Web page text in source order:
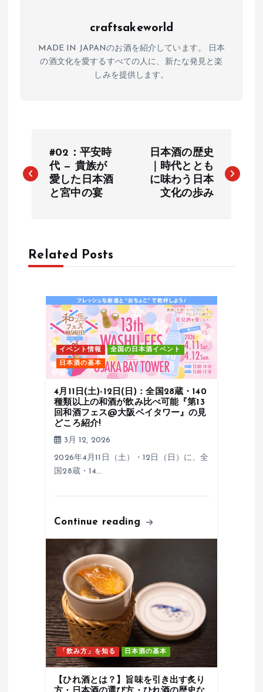
craftsakeworld
MADE IN JAPANのお酒を紹介しています。 日本
の酒文化を愛するすべての人に、新たな発見と楽
しみを提供します。
稿
ゲ
#02：平安時
代 — 貴族が
愛した日本酒
と宮中の宴
日本酒の歴史
｜時代ととも
に味わう日本
文化の歩み
Related Posts
イベント情報 全国の日本酒イベント
日本酒の基本
4月11日(土)-12日(日)：全国28蔵・140
種類以上の和酒が飲み比べ可能『第13
回和酒フェス@大阪ベイタワー』の見
どころ紹介!
3月 12, 2026
2026年4月11日（土）・12日（日）に、全
国28蔵・14…
Continue reading
「飲み方」を知る 日本酒の基本
【ひれ酒とは？】旨味を引き出す炙り